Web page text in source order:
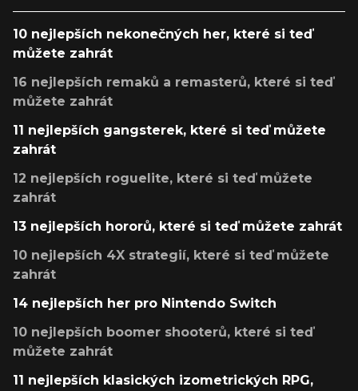
10 nejlepších nekonečných her, které si teď
můžete zahrát
16 nejlepších remaků a remasterů, které si teď
můžete zahrát
11 nejlepších gangsterek, které si teď můžete
zahrát
12 nejlepších roguelite, které si teď můžete
zahrát
13 nejlepších hororů, které si teď můžete zahrát
10 nejlepších 4X strategií, které si teď můžete
zahrát
14 nejlepších her pro Nintendo Switch
10 nejlepších boomer shooterů, které si teď
můžete zahrát
11 nejlepších klasických izometrických RPG,